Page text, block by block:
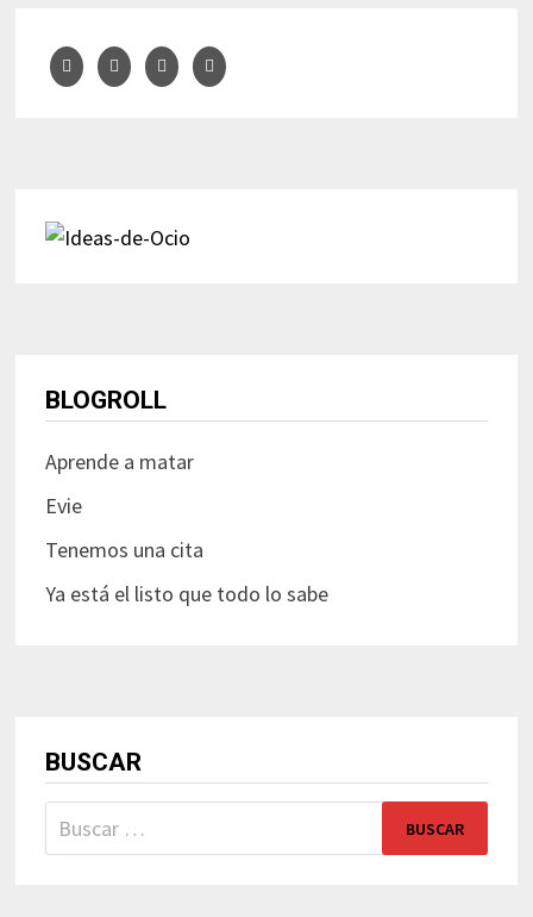
BLOGROLL
Aprende a matar
Evie
Tenemos una cita
Ya está el listo que todo lo sabe
BUSCAR
Buscar: